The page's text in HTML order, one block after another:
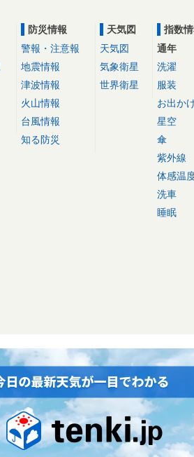
防災情報
警報・注意報
地震情報
津波情報
火山情報
台風情報
知る防災
天気図
天気図
気象衛星
世界衛星
指数
通年
洗濯
服装
お出か
星空
傘
紫外線
体感温
洗車
睡眠